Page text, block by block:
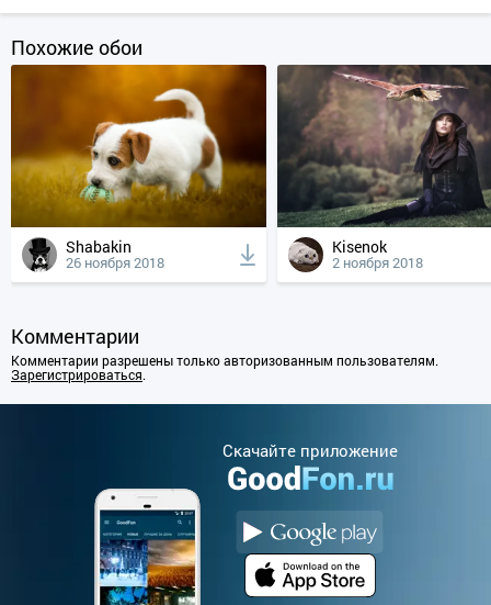
Похожие обои
Shabakin
26 ноября 2018
Kisenok
2 ноября 2018
Комментарии
Комментарии разрешены только авторизованным пользователям.
Зарегистрироваться.
Cкачайте приложение